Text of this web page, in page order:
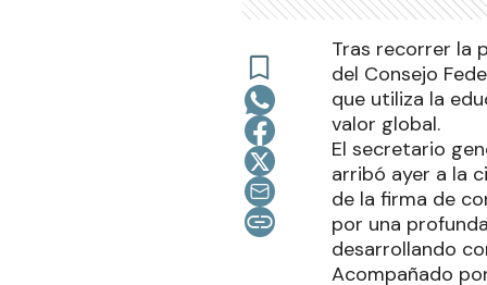
Tras recorrer la
del Consejo
que utiliza la
valor global.
El secretario
arribó ayer a la
de la firma de
por una
desarrollando
Acompañado